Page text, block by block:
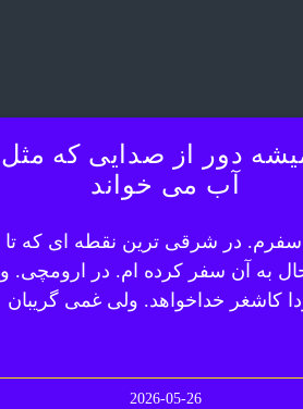
دور از صدایی که مثل
آب می خواند
سفرم. در شرقی ترین نقطه ای که تا
به آن سفر کرده ام. در ارومچی. و
کاشغر خداخواهد. ولی غمی گریبان
2026-05-26